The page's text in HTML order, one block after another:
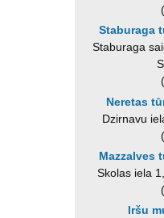
Staburaga
Staburaga
Neretas
Dzirnavu
Mazzalves
Skolas iela
Iršu